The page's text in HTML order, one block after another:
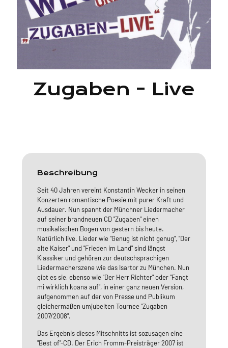
Zugaben - Live
Beschreibung
Seit 40 Jahren vereint Konstantin Wecker in seinen
Konzerten romantische Poesie mit purer Kraft und
Ausdauer. Nun spannt der Münchner Liedermacher
auf seiner brandneuen CD "Zugaben" einen
musikalischen Bogen von gestern bis heute.
Natürlich live. Lieder wie "Genug ist nicht genug", "Der
alte Kaiser" und "Frieden im Land" sind längst
Klassiker und gehören zur deutschsprachigen
Liedermacherszene wie das Isartor zu München. Nun
gibt es sie, ebenso wie "Der Herr Richter" oder "Fangt
mi wirklich koana auf", in einer ganz neuen Version,
aufgenommen auf der von Presse und Publikum
gleichermaßen umjubelten Tournee "Zugaben
2007/2008".
Das Ergebnis dieses Mitschnitts ist sozusagen eine
"Best of"-CD. Der Erich Fromm-Preisträger 2007 ist